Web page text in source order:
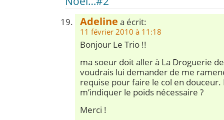
Adeline a écrit:
11 février 2010 à 11:18
Bonjour Le Trio !!
ma soeur doit aller à La Droguerie
voudrais lui demander de me
requise pour faire le col en douceur.
m’indiquer le poids nécessaire ?
Merci !